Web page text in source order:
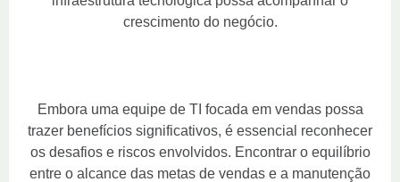
crescimento do negócio.
Embora uma equipe de TI focada em vendas possa
trazer benefícios significativos, é essencial reconhecer
os desafios e riscos envolvidos. Encontrar o equilíbrio
entre o alcance das metas de vendas e a manutenção